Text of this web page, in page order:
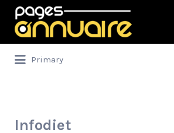
Rechercher:
Primary
Infodiet